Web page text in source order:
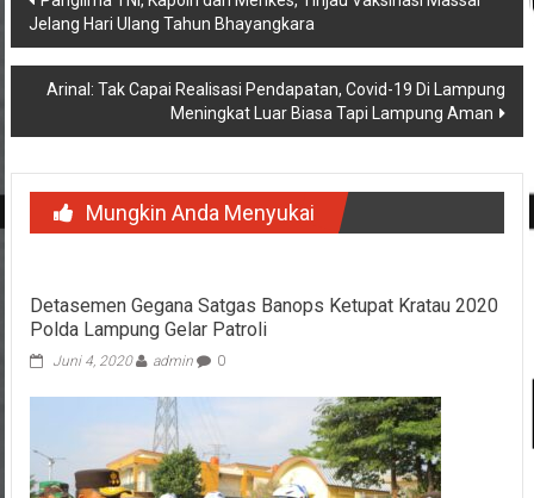
pos
Jelang Hari Ulang Tahun Bhayangkara
Arinal: Tak Capai Realisasi Pendapatan, Covid-19 Di Lampung
Meningkat Luar Biasa Tapi Lampung Aman
Mungkin Anda Menyukai
Detasemen Gegana Satgas Banops Ketupat Kratau 2020
Polda Lampung Gelar Patroli
Juni 4, 2020 admin 0